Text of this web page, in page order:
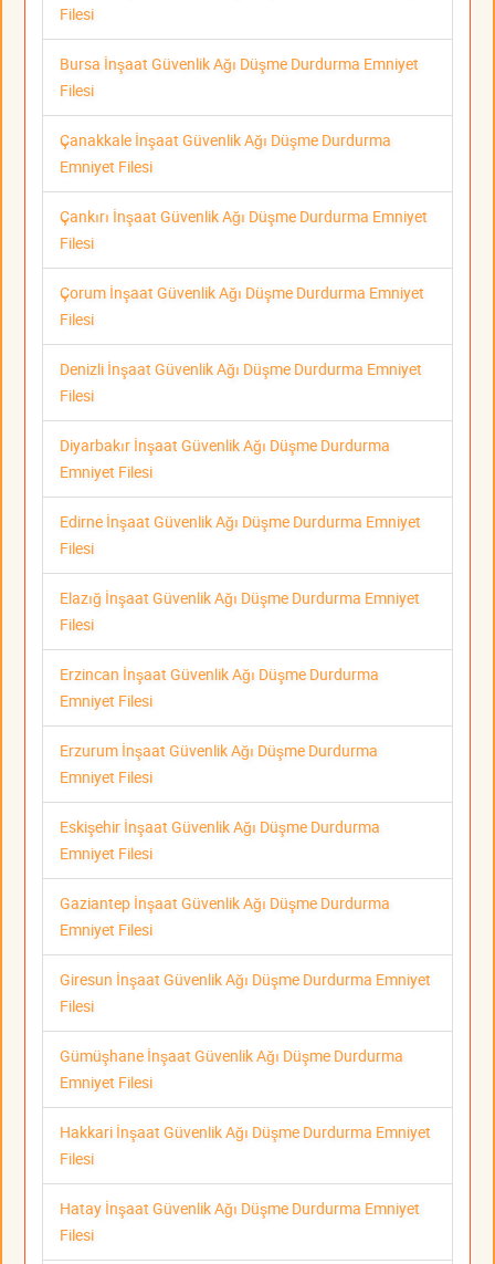
Filesi
Bursa İnşaat Güvenlik Ağı Düşme Durdurma Emniyet
Filesi
Çanakkale İnşaat Güvenlik Ağı Düşme Durdurma
Emniyet Filesi
Çankırı İnşaat Güvenlik Ağı Düşme Durdurma Emniyet
Filesi
Çorum İnşaat Güvenlik Ağı Düşme Durdurma Emniyet
Filesi
Denizli İnşaat Güvenlik Ağı Düşme Durdurma Emniyet
Filesi
Diyarbakır İnşaat Güvenlik Ağı Düşme Durdurma
Emniyet Filesi
Edirne İnşaat Güvenlik Ağı Düşme Durdurma Emniyet
Filesi
Elazığ İnşaat Güvenlik Ağı Düşme Durdurma Emniyet
Filesi
Erzincan İnşaat Güvenlik Ağı Düşme Durdurma
Emniyet Filesi
Erzurum İnşaat Güvenlik Ağı Düşme Durdurma
Emniyet Filesi
Eskişehir İnşaat Güvenlik Ağı Düşme Durdurma
Emniyet Filesi
Gaziantep İnşaat Güvenlik Ağı Düşme Durdurma
Emniyet Filesi
Giresun İnşaat Güvenlik Ağı Düşme Durdurma Emniyet
Filesi
Gümüşhane İnşaat Güvenlik Ağı Düşme Durdurma
Emniyet Filesi
Hakkari İnşaat Güvenlik Ağı Düşme Durdurma Emniyet
Filesi
Hatay İnşaat Güvenlik Ağı Düşme Durdurma Emniyet
Filesi